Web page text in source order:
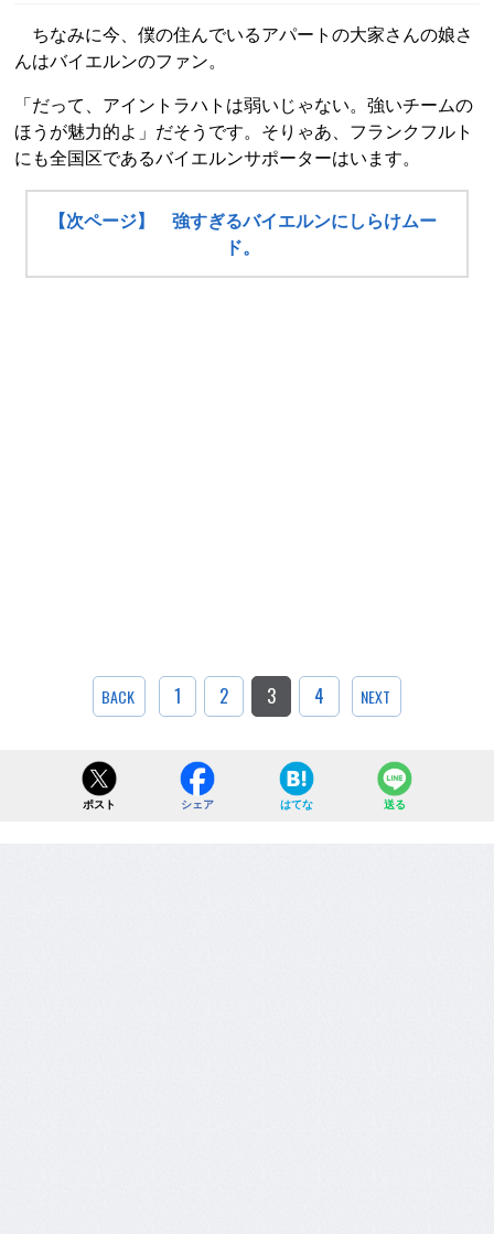
ちなみに今、僕の住んでいるアパートの大家さんの娘さ
んはバイエルンのファン。
「だって、アイントラハトは弱いじゃない。強いチームの
ほうが魅力的よ」だそうです。そりゃあ、フランクフルト
にも全国区であるバイエルンサポーターはいます。
【次ページ】 強すぎるバイエルンにしらけムー
ド。
BACK 1 2 3 4 NEXT
ポスト シェア はてな 送る